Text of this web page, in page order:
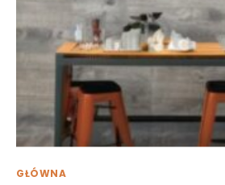
GŁÓWNA